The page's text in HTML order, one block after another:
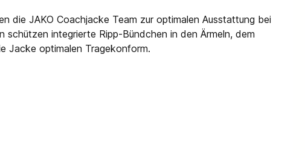
die JAKO Coachjacke Team zur optimalen Ausstattung bei
schützen integrierte Ripp-Bündchen in den Ärmeln, dem
Jacke optimalen Tragekonform.